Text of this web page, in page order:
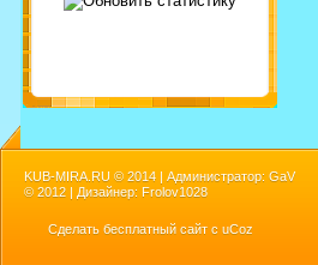
KUB-MIRA.RU © 2014 | Администратор: GaV
© 2012 | Дизайнер: Frolov1028
Сделать бесплатный сайт с uCoz